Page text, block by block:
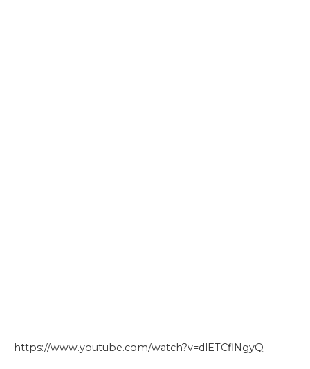
https://www.youtube.com/watch?v=dlETCflNgyQ